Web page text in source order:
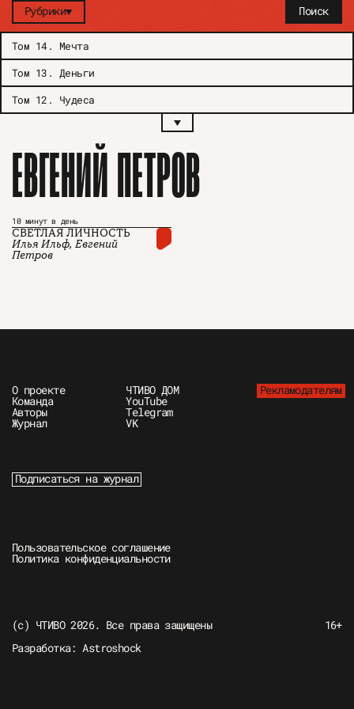
Поиск
Рубрики
Том 14.
Мечта
Том 13 . Деньги
Том 12 . Чудеса
ЕВГЕНИЙ ПЕТРОВ
10 минут в день
СВЕТЛАЯ ЛИЧНОСТЬ
Илья Ильф, Евгений
Петров
О проекте
Команда
Авторы
Журнал
Подписаться на журнал
ЧТИВО ДОМ
YouTube
Telegram
VK
Рекламодателям
Пользовательское соглашение
Политика конфиденциальности
16+
(c) ЧТИВО 2026. Все права защищены
Разработка:Astroshock